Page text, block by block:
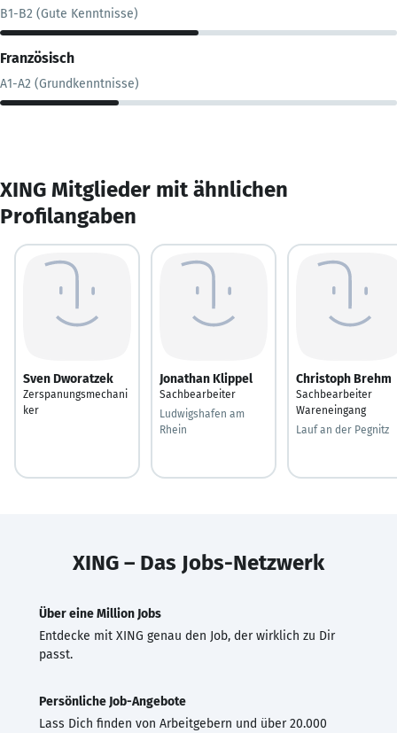
B1-B2 (Gute Kenntnisse)
Französisch
A1-A2 (Grundkenntnisse)
XING Mitglieder mit ähnlichen
Profilangaben
Sven Dworatzek
Zerspanungsmechani
ker
Jonathan Klippel
Sachbearbeiter
Ludwigshafen am
Rhein
Christoph Brehm
Sachbearbeiter
Wareneingang
Lauf an der Pegnitz
XING – Das Jobs-Netzwerk
Über eine Million Jobs
Entdecke mit XING genau den Job, der wirklich zu Dir
passt.
Persönliche Job-Angebote
Lass Dich finden von Arbeitgebern und über 20.000